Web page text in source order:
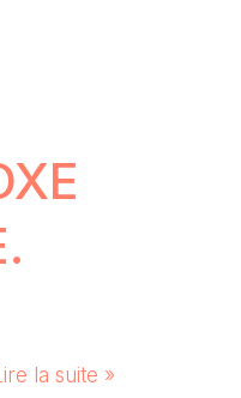
la suite »